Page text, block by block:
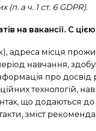
(п. а ч. 1 ст. 6 GDPR).
на вакансії. С
адреса місця
навчання,
про
технологій,
що додаються до
зміст